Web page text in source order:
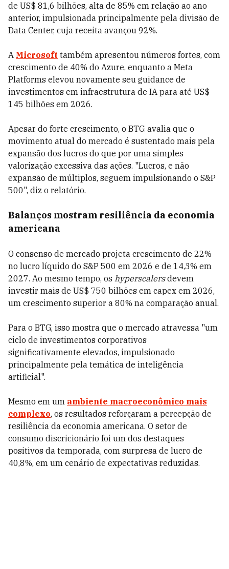
de US$ 81,6 bilhões, alta de 85% em relação ao ano
anterior, impulsionada principalmente pela divisão de
Data Center, cuja receita avançou 92%.
A Microsoft também apresentou números fortes, com
crescimento de 40% do Azure, enquanto a Meta
Platforms elevou novamente seu guidance de
investimentos em infraestrutura de IA para até US$
145 bilhões em 2026.
Apesar do forte crescimento, o BTG avalia que o
movimento atual do mercado é sustentado mais pela
expansão dos lucros do que por uma simples
valorização excessiva das ações. "Lucros, e não
expansão de múltiplos, seguem impulsionando o S&P
500", diz o relatório.
Balanços mostram resiliência da economia
americana
O consenso de mercado projeta crescimento de 22%
no lucro líquido do S&P 500 em 2026 e de 14,3% em
2027. Ao mesmo tempo, os hyperscalersdevem
investir mais de US$ 750 bilhões em capex em 2026,
um crescimento superior a 80% na comparação anual.
Para o BTG, isso mostra que o mercado atravessa "um
ciclo de investimentos corporativos
significativamente elevados, impulsionado
principalmente pela temática de inteligência
artificial".
Mesmo em um ambiente macroeconômico mais
complexo, os resultados reforçaram a percepção de
resiliência da economia americana. O setor de
consumo discricionário foi um dos destaques
positivos da temporada, com surpresa de lucro de
40,8%, em um cenário de expectativas reduzidas.